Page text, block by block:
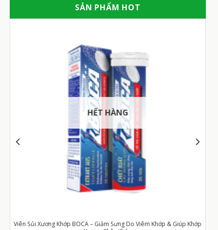
SẢN PHẨM HOT
Khớp
HẾT HÀNG
Viên Uống MenF1h – Hỗ Trợ Tăng Cường Sinh Lý Nam Giới (Hộp 6 viên)